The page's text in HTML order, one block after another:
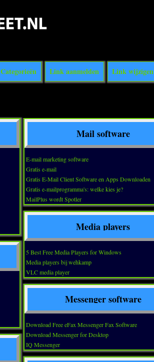
Categorieën Link aanmelden Link wijzigen
Mail software
E-mail marketing software
Gratis e-mail
Gratis E-Mail Client Software en Apps Downloaden
Gratis e-mailprogramma's: welke kies je?
MailPlus wordt Spotler
Media players
5 Best Free Media Players for Windows
Media players bij wehkamp
VLC media player
Messenger software
Download Free eFax Messenger Fax Software
Download Messenger for Desktop
IQ Messenger